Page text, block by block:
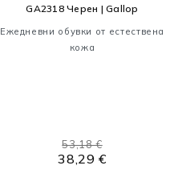
GA2318 Черен | Gallop
Ежедневни обувки от естествена
кожа
38,29 €
53,18 €